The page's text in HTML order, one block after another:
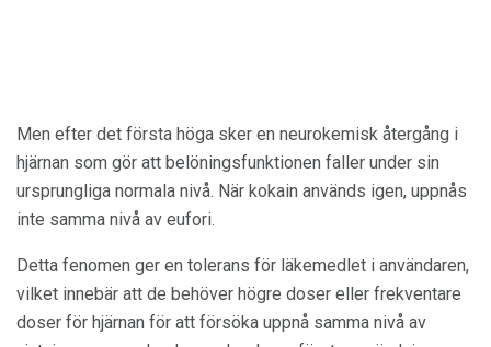
Men efter det första höga sker en neurokemisk återgång i
hjärnan som gör att belöningsfunktionen faller under sin
ursprungliga normala nivå. När kokain används igen, uppnås
inte samma nivå av eufori.
Detta fenomen ger en tolerans för läkemedlet i användaren,
vilket innebär att de behöver högre doser eller frekventare
doser för hjärnan för att försöka uppnå samma nivå av